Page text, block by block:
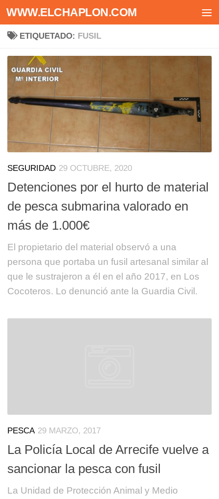
Saltar al contenido
WWW.ELCHAPLON.COM
ETIQUETADO: FUSIL
SEGURIDAD 29 OCTUBRE, 2020
Detenciones por el hurto de material
de pesca submarina valorado en
más de 1.000€
El propietario del material observó a una
persona que portaba un fusil artesanal similar al
que le sustrajeron a él en el año 2017, en Los
Cocoteros. Lo denunció ante la Guardia Civil.
PESCA 29 MARZO, 2017
La Policía Local de Arrecife vuelve a
sancionar la pesca con fusil
La Unidad de Protección Animal y Medio